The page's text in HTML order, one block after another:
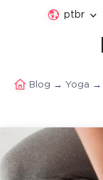
ptbr
Blog → Yoga →